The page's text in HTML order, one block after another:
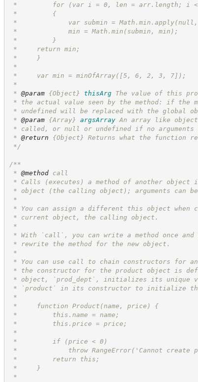
*         for (var i = 0, len = arr.length; i <
*         {
*             var submin =
*             min = Math.min(submin, min);
*         }
*     return min;
*     }
*
*     var min = minOfArray([5, 6, 2, 3, 7]);
*
* @param {Object} thisArg
The value of this
* the actual value seen by the method: if the
* undefined will be replaced with the global
* @param {Array} argsArray An array like
* called, or null or undefined if no arguments
* @return {Object}
Returns what the function
*/
/**
* @method call
* Calls (executes) a method of another object
* object (the calling object); arguments can be
*
* You can assign a different this object
* current object, the calling object.
*
* With `call`, you can write a method once
* rewrite the method for the new object.
*
* You can use call to chain constructors for
* the constructor for the product object is
* object, `prod_dept`, initializes its unique
* `product` in its constructor to initialize
*
*     function Product(name, price) {
*         this.name = name;
*         this.price = price;
*
*         if (price < 0)
*             throw RangeError('Cannot
*         return this;
*     }
*